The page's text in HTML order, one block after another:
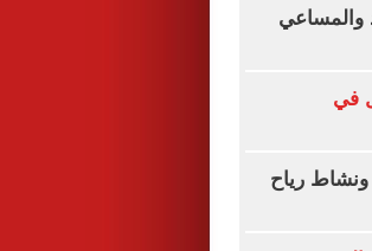
والمساعي
في
رياح